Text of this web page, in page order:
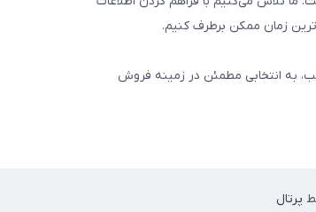
زمان ممکن برطرف کنیم.
به انتخابی مطمئن در زمینه فروش
پرتال